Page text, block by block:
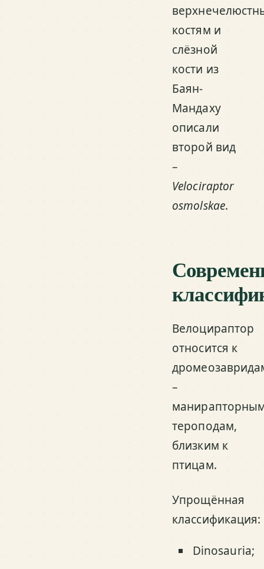
костям и
слёзной
кости из
Баян-
Мандаху
описали
второй вид
–
Velociraptor
osmolskae.
Велоцираптор
относится к
–
тероподам,
близким к
птицам.
Упрощённая
классификация:
Dinosauria;